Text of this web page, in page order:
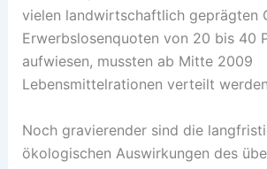
vielen landwirtschaftlich geprägten
Erwerbslosenquoten von 20 bis 40
aufwiesen, mussten ab Mitte 2009
Lebensmittelrationen verteilt
Noch gravierender sind die
ökologischen Auswirkungen des